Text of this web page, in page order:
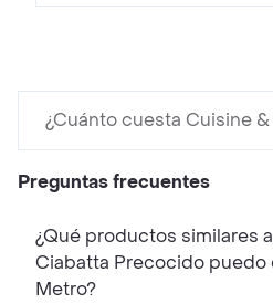
¿Cuánto cuesta Cuisine
Preguntas frecuentes
¿Qué productos similares
Ciabatta Precocido puedo
Metro?